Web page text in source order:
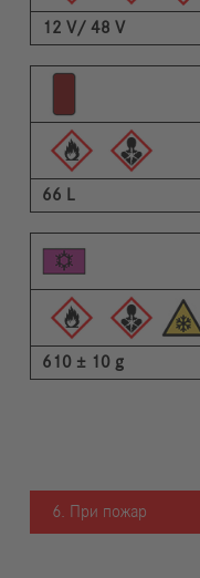
12 V/ 48 V
66 L
610 ± 10 g
6. При пожар